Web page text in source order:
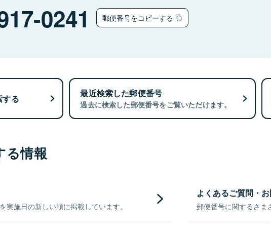
0241 郵便番号をコピーする
する 最近検索した郵便番号
過去に検索した郵便番号をご覧いただけます。
る情報
実施日の新しい順に掲載しています。
よくあるご質問・
郵便番号に関するさま